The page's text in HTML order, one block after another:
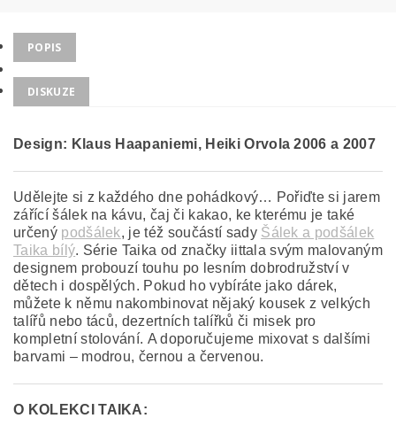
POPIS
DISKUZE
Design: Klaus Haapaniemi, Heiki Orvola 2006 a 2007
Udělejte si z každého dne pohádkový… Pořiďte si jarem
zářící šálek na kávu, čaj či kakao, ke kterému je také
určený podšálek, je též součástí sady Šálek a podšálek
Taika bílý. Série Taika od značky iittala svým malovaným
designem probouzí touhu po lesním dobrodružství v
dětech i dospělých. Pokud ho vybíráte jako dárek,
můžete k němu nakombinovat nějaký kousek z velkých
talířů nebo táců, dezertních talířků či misek pro
kompletní stolování. A doporučujeme mixovat s dalšími
barvami – modrou, černou a červenou.
O KOLEKCI TAIKA: